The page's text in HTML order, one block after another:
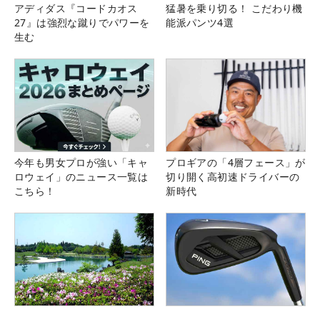
アディダス『コードカオス
27』は強烈な蹴りでパワーを
生む
猛暑を乗り切る！ こだわり機
能派パンツ4選
今年も男女プロが強い「キャ
ロウェイ」のニュース一覧は
こちら！
プロギアの「4層フェース」が
切り開く高初速ドライバーの
新時代